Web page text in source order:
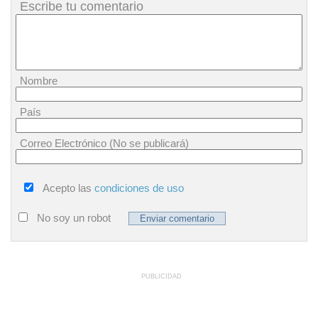
Escribe tu comentario
Nombre
País
Correo Electrónico (No se publicará)
Acepto las condiciones de uso
No soy un robot
PUBLICIDAD